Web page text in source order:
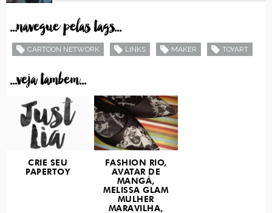
...navegue pelas tags...
CARTOON NETWORK LINKS MAKER TOYART
...veja tambem...
CRIE SEU
PAPERTOY
FASHION RIO,
AVATAR DE
MANGÁ,
MELISSA GLAM
MULHER
MARAVILHA,